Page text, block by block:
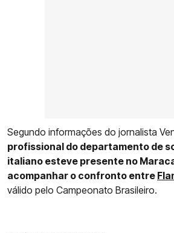
Segundo informações do jornalista
profissional do departamento de
italiano esteve presente no
acompanhar o confronto entre
válido pelo Campeonato Brasileiro.